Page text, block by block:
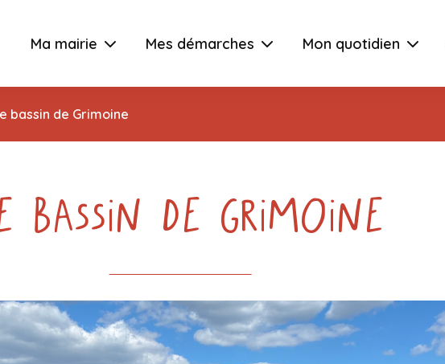
Ma mairie Mes démarches Mon quotidien
bassin de Grimoine
bassin de Grimoine